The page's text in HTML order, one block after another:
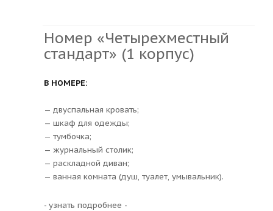
Номер «Четырехместный
стандарт» (1 корпус)
В НОМЕРЕ:
— двуспальная кровать;
— шкаф для одежды;
— тумбочка;
— журнальный столик;
— раскладной диван;
— ванная комната (душ, туалет, умывальник).
- узнать подробнее -